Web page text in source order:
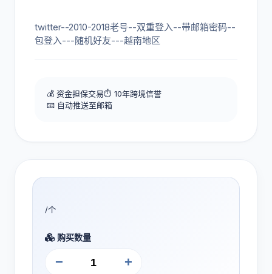
twitter--2010-2018老号--双重登入--带邮箱密码--
包登入---随机好友---越南地区
💰 资金担保交易⏱️ 10年跨境信誉
📧 自动推送至邮箱
/个
购买数量
− +